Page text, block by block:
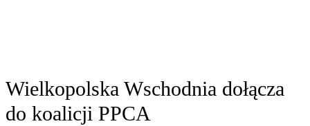
Wielkopolska Wschodnia dołącza
do koalicji PPCA